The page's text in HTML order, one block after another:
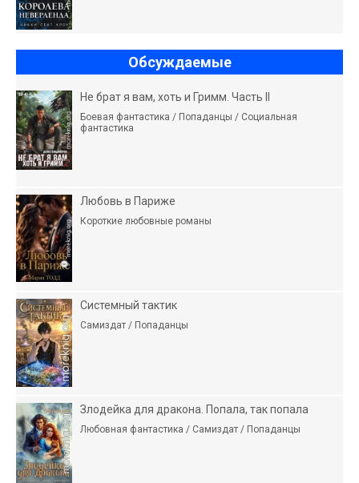
Обсуждаемые
Не брат я вам, хоть и Гримм. Часть II
Боевая фантастика / Попаданцы / Социальная
фантастика
Любовь в Париже
Короткие любовные романы
Системный тактик
Самиздат / Попаданцы
Злодейка для дракона. Попала, так попала
Любовная фантастика / Самиздат / Попаданцы